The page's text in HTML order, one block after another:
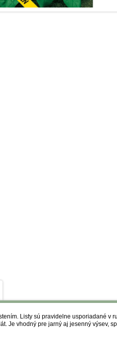
Listy sú pravidelne usporiadané
Je vhodný pre jarný aj jesenný výsev,